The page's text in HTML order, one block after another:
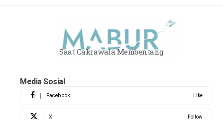
Saat Cakrawala Membentang
Media Sosial
Facebook Like
X Follow